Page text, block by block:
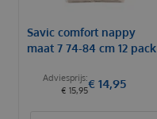
Savic comfort nappy
maat 7 74-84 cm 12 pack
€ 15,95€ 14,95